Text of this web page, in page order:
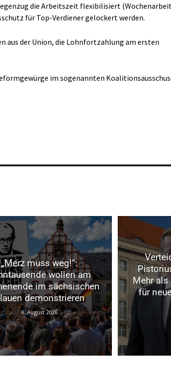
die Arbeitszeit flexibilisiert
für Top-Verdiener gelockert werden.
aus der Union, die Lohnfortzahlung am ersten
im sogenannten
„Merz muss weg!“:
wollen am
im sächsischen
demonstrieren
6. August 2026
Mehr
für